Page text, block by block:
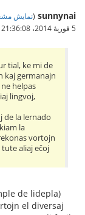
sunnynai
(نمایش
5 فوریهٔ 2014،‏ 21:36:08
tial, ke mi de
kaj germanajn
helpas
lingvoj,
de la lernado
la
vortojn
aliaj eĉoj
de lidepla)
el diversaj